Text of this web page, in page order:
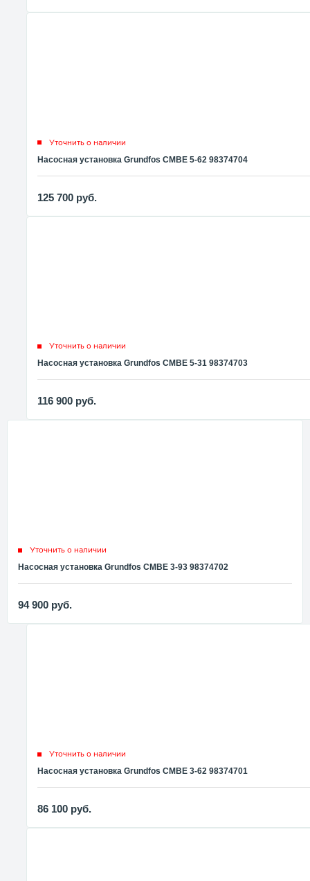
Уточнить о наличии
Насосная установка Grundfos CMBE 5-62 98374704
125 700 руб.
Уточнить о наличии
Насосная установка Grundfos CMBE 5-31 98374703
116 900 руб.
Уточнить о наличии
Насосная установка Grundfos CMBE 3-93 98374702
94 900 руб.
Уточнить о наличии
Насосная установка Grundfos CMBE 3-62 98374701
86 100 руб.